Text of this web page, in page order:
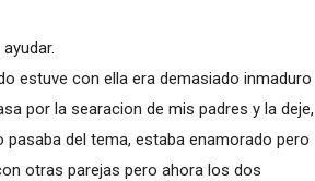
estuve con ella era demasiado inmaduro
por la searacion de mis padres y la deje,
del tema, estaba enamorado pero
otras parejas pero ahora los dos